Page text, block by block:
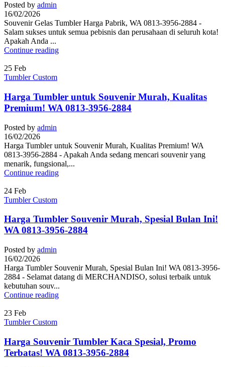
Posted by admin
16/02/2026
Souvenir Gelas Tumbler Harga Pabrik, WA 0813-3956-2884 -
Salam sukses untuk semua pebisnis dan perusahaan di seluruh kota!
Apakah Anda ...
Continue reading
25 Feb
Tumbler Custom
Harga Tumbler untuk Souvenir Murah, Kualitas
Premium! WA 0813-3956-2884
Posted by admin
16/02/2026
Harga Tumbler untuk Souvenir Murah, Kualitas Premium! WA
0813-3956-2884 - Apakah Anda sedang mencari souvenir yang
menarik, fungsional,...
Continue reading
24 Feb
Tumbler Custom
Harga Tumbler Souvenir Murah, Spesial Bulan Ini!
WA 0813-3956-2884
Posted by admin
16/02/2026
Harga Tumbler Souvenir Murah, Spesial Bulan Ini! WA 0813-3956-
2884 - Selamat datang di MERCHANDISO, solusi terbaik untuk
kebutuhan souv...
Continue reading
23 Feb
Tumbler Custom
Harga Souvenir Tumbler Kaca Spesial, Promo
Terbatas! WA 0813-3956-2884